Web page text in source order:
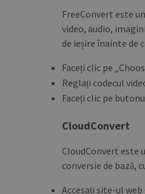
FreeConvert este
video, audio,
de ieșire înainte de
Faceți clic pe
Reglați codecul
Faceți clic pe
CloudConvert
CloudConvert este
conversie de bază,
Accesați site-ul